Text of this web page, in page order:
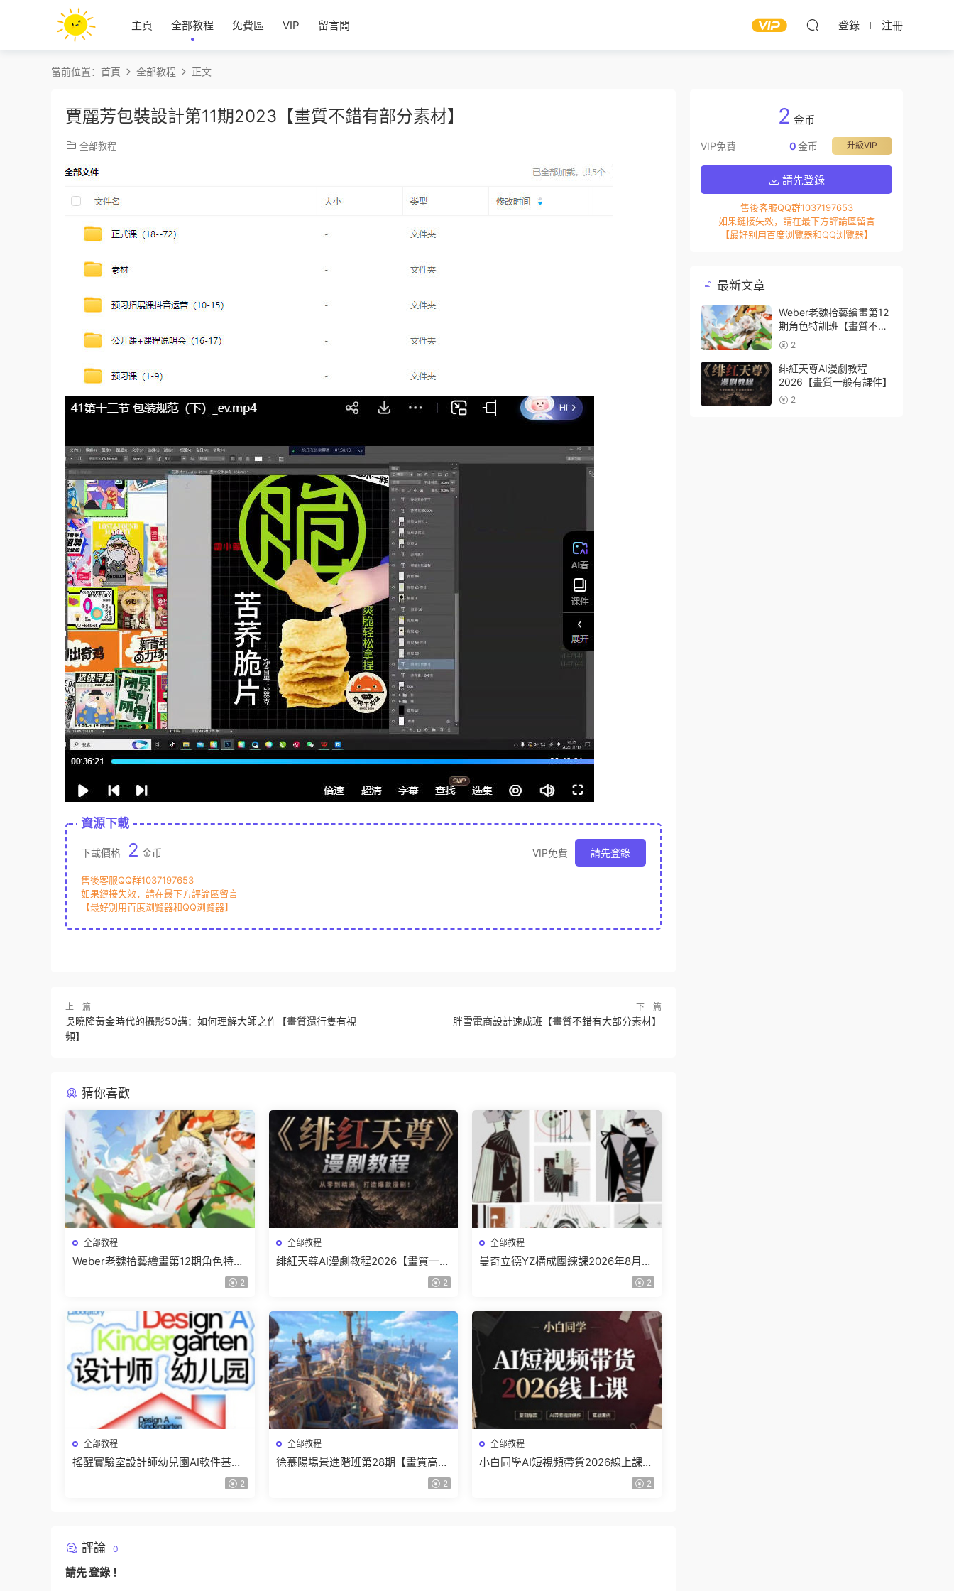
主頁 全部教程 免費區 VIP 留言闆 登錄 注冊
當前位置： 首頁 全部教程 正文
賈麗芳包裝設計第11期2023【畫質不錯有部分素材】
全部教程
資源下載
下載價格 2 金币 VIP免費 請先登錄
售後客服QQ群1037197653
如果鏈接失效，請在最下方評論區留言
【最好别用百度浏覽器和QQ浏覽器】
上一篇
吳曉隆黃金時代的攝影50講：如何理解大師之作【畫質還行隻有視
頻】
下一篇
胖雪電商設計速成班【畫質不錯有大部分素材】
猜你喜歡
全部教程
Weber老魏拾藝繪畫第12期角色特訓
2
全部教程
绯紅天尊AI漫劇教程2026【畫質一般
2
全部教程
曼奇立德YZ構成團練課2026年8月已
2
全部教程
搖醒實驗室設計師幼兒園AI軟件基礎
2
全部教程
徐慕陽場景進階班第28期【畫質高清
2
全部教程
小白同學AI短視頻帶貨2026線上課
2
評論 0
請先登錄 ！
2 金币
VIP免費 升級VIP
0金币
請先登錄
售後客服QQ群1037197653
如果鏈接失效，請在最下方評論區留言
【最好别用百度浏覽器和QQ浏覽器】
最新文章
Weber老魏拾藝繪畫第12
期角色特訓班【畫質不錯
隻有視頻】
2
绯紅天尊AI漫劇教程
2026【畫質一般有課件】
2